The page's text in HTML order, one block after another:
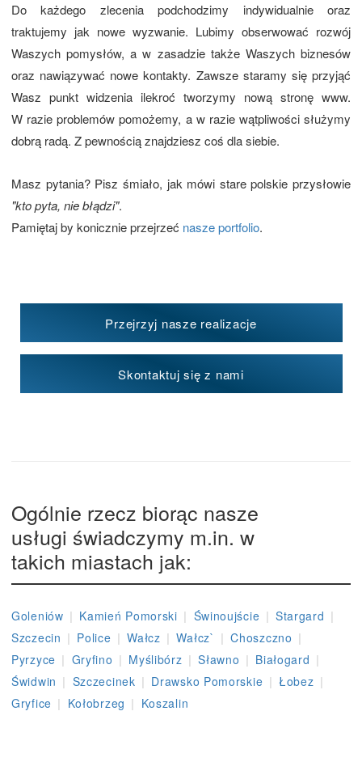
Do każdego zlecenia podchodzimy indywidualnie oraz
traktujemy jak nowe wyzwanie. Lubimy obserwować rozwój
Waszych pomysłów, a w zasadzie także Waszych biznesów
oraz nawiązywać nowe kontakty. Zawsze staramy się przyjąć
Wasz punkt widzenia ilekroć tworzymy nową stronę www.
W razie problemów pomożemy, a w razie wątpliwości służymy
dobrą radą. Z pewnością znajdziesz coś dla siebie.
Masz pytania? Pisz śmiało, jak mówi stare polskie przysłowie
"kto pyta, nie błądzi".
Pamiętaj by konicznie przejrzeć nasze portfolio.
Przejrzyj nasze realizacje
Skontaktuj się z nami
Ogólnie rzecz biorąc nasze
usługi świadczymy m.in. w
takich miastach jak:
Goleniów | Kamień Pomorski | Świnoujście | Stargard |
Szczecin | Police | Wałcz | Wałcz` | Choszczno |
Pyrzyce | Gryfino | Myślibórz | Sławno | Białogard |
Świdwin | Szczecinek | Drawsko Pomorskie | Łobez |
Gryfice | Kołobrzeg | Koszalin